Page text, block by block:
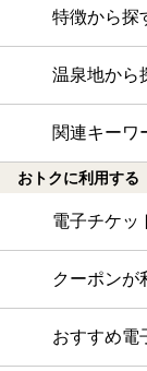
特徴から探
温泉地から
関連キーワ
おトクに利用する
電子チケッ
クーポンが
おすすめ電